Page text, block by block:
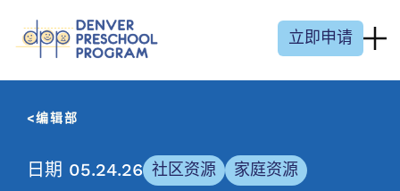
立即申请
编辑部
日期 05.24.26 社区资源 家庭资源